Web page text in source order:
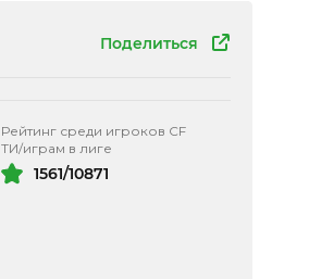
Поделиться
Рейтинг среди игроков CF
ТИ/играм в лиге
1561/10871